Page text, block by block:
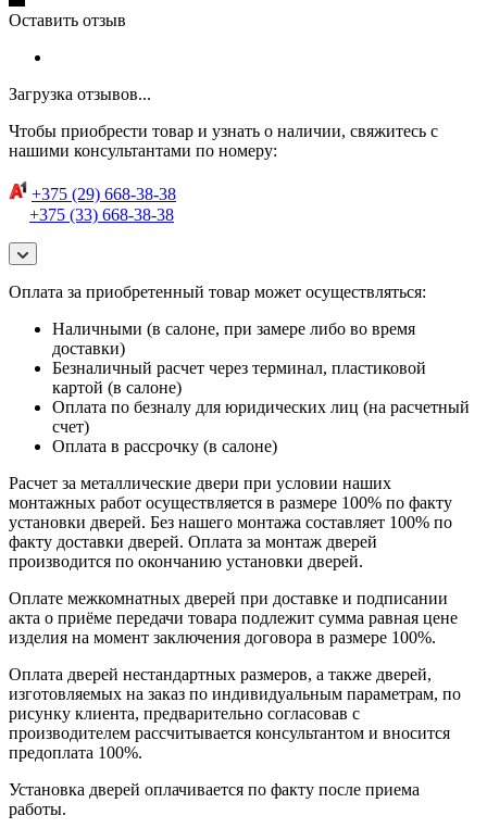
Оставить отзыв
Загрузка отзывов...
Чтобы приобрести товар и узнать о наличии, свяжитесь с
нашими консультантами по номеру:
+375 (29) 668-38-38
+375 (33) 668-38-38
Оплата за приобретенный товар может осуществляться:
Наличными (в салоне, при замере либо во время
доставки)
Безналичный расчет через терминал, пластиковой
картой (в салоне)
Оплата по безналу для юридических лиц (на расчетный
счет)
Оплата в рассрочку (в салоне)
Расчет за металлические двери при условии наших
монтажных работ осуществляется в размере 100% по факту
установки дверей. Без нашего монтажа составляет 100% по
факту доставки дверей. Оплата за монтаж дверей
производится по окончанию установки дверей.
Оплате межкомнатных дверей при доставке и подписании
акта о приёме передачи товара подлежит сумма равная цене
изделия на момент заключения договора в размере 100%.
Оплата дверей нестандартных размеров, а также дверей,
изготовляемых на заказ по индивидуальным параметрам, по
рисунку клиента, предварительно согласовав с
производителем рассчитывается консультантом и вносится
предоплата 100%.
Установка дверей оплачивается по факту после приема
работы.